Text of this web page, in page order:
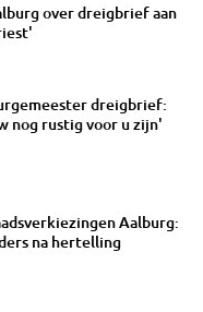
over dreigbrief aan
dreigbrief:
nog rustig voor u zijn'
Aalburg:
na hertelling